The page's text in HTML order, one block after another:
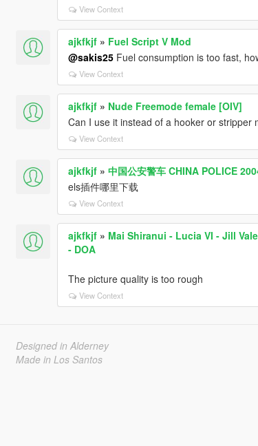
View Context
ajkfkjf» Fuel Script V Mod
@sakis25Fuel consumption is too fast,
View Context
ajkfkjf» Nude Freemode female [OIV]
Can I use it instead of a hooker or stripper
View Context
ajkfkjf» 中国公安警车 CHINA POLICE
els插件哪里下载
View Context
ajkfkjf» Mai Shiranui - Lucia VI - Jill
- DOA
The picture quality is too rough
View Context
Designed in Alderney
Made in Los Santos